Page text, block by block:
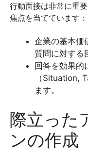
行動面接は非常に重
焦点を当てています：
企業の基本価
質問に対する
回答を効果的
（Situation,
ます。
際立った
ンの作成